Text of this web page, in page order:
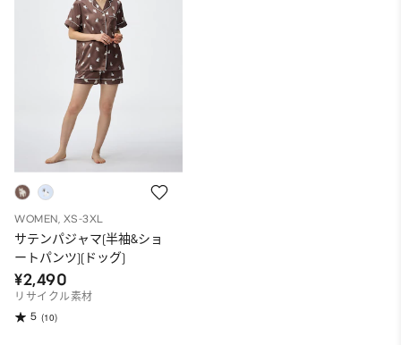
WOMEN, XS-3XL
サテンパジャマ(半袖&ショ
ートパンツ)(ドッグ)
¥2,490
リサイクル素材
5 (10)